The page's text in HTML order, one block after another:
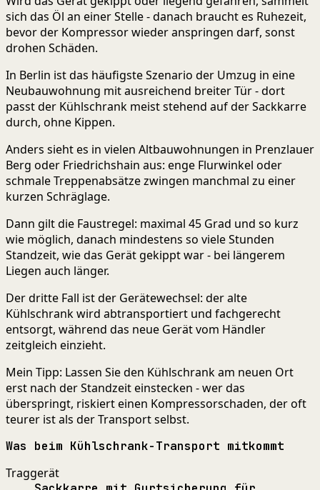
sich das Öl an einer Stelle - danach braucht es Ruhezeit,
bevor der Kompressor wieder anspringen darf, sonst
drohen Schäden.
In Berlin ist das häufigste Szenario der Umzug in eine
Neubauwohnung mit ausreichend breiter Tür - dort
passt der Kühlschrank meist stehend auf der Sackkarre
durch, ohne Kippen.
Anders sieht es in vielen Altbauwohnungen in Prenzlauer
Berg oder Friedrichshain aus: enge Flurwinkel oder
schmale Treppenabsätze zwingen manchmal zu einer
kurzen Schräglage.
Dann gilt die Faustregel: maximal 45 Grad und so kurz
wie möglich, danach mindestens so viele Stunden
Standzeit, wie das Gerät gekippt war - bei längerem
Liegen auch länger.
Der dritte Fall ist der Gerätewechsel: der alte
Kühlschrank wird abtransportiert und fachgerecht
entsorgt, während das neue Gerät vom Händler
zeitgleich einzieht.
Mein Tipp: Lassen Sie den Kühlschrank am neuen Ort
erst nach der Standzeit einstecken - wer das
überspringt, riskiert einen Kompressorschaden, der oft
teurer ist als der Transport selbst.
Was beim Kühlschrank-Transport mitkommt
Traggerät